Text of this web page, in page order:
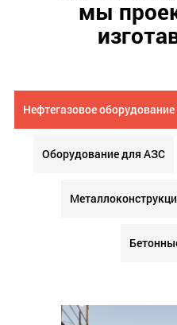
мы
Нефтегазовое оборудование
Оборудование для АЗС